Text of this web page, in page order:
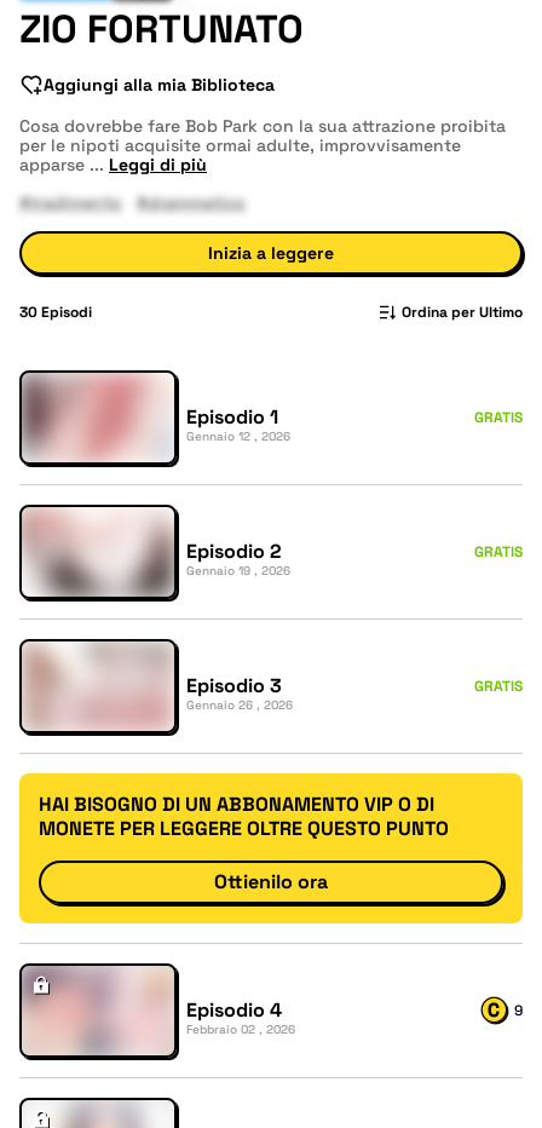
ZIO FORTUNATO
Aggiungi alla mia Biblioteca
Cosa dovrebbe fare Bob Park con la sua attrazione proibita
per le nipoti acquisite ormai adulte, improvvisamente
apparse ... Leggi di più
#tradimento
#drammatico
Inizia a leggere
30Episodi Ordina per Ultimo
Episodio 1
Gennaio 12 , 2026
GRATIS
Episodio 2
Gennaio 19 , 2026
GRATIS
Episodio 3
Gennaio 26 , 2026
GRATIS
HAI BISOGNO DI UN ABBONAMENTO VIP O DI
MONETE PER LEGGERE OLTRE QUESTO PUNTO
Ottienilo ora
Episodio 4
Febbraio 02 , 2026
9